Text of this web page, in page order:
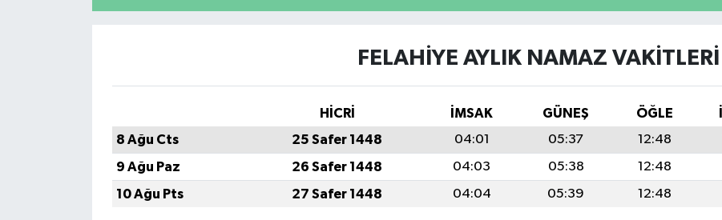
FELAHIYE AYLIK NAMAZ VAKITLERI
HİCRİ İMSAK GÜNEŞ ÖĞLE
8 Ağu Cts
25 Safer 1448 04:01 05:37 12:48
9 Ağu Paz
26 Safer 1448 04:03 05:38 12:48
10 Ağu Pts
27 Safer 1448 04:04 05:39 12:48